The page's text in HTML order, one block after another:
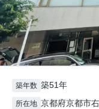
築年数 築51年
所在地 京都府京都市